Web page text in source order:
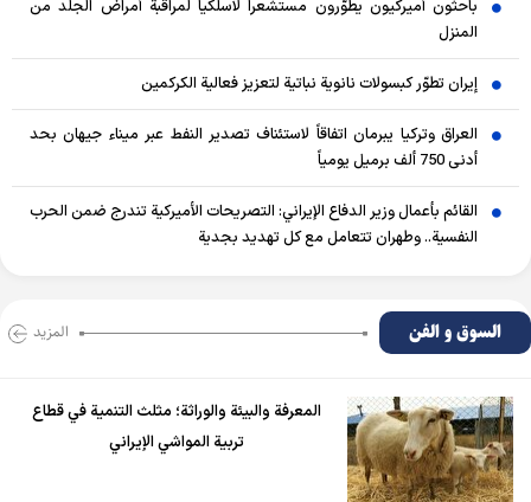
باحثون أميركيون يطوّرون مستشعراً لاسلكياً لمراقبة أمراض الجلد من
المنزل
إيران تطوّر كبسولات نانوية نباتية لتعزيز فعالية الكركمين
العراق وتركيا يبرمان اتفاقاً لاستئناف تصدير النفط عبر ميناء جيهان بحد
أدنى 750 ألف برميل يومياً
القائم بأعمال وزير الدفاع الإيراني: التصريحات الأميركية تندرج ضمن الحرب
النفسية.. وطهران تتعامل مع كل تهديد بجدية
السوق و الفن المزید
المعرفة والبيئة والوراثة؛ مثلث التنمية في قطاع
تربية المواشي الإيراني